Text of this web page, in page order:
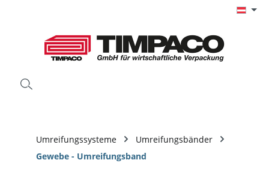
Umreifungssysteme
Umreifungsbänder
Gewebe - Umreifungsband